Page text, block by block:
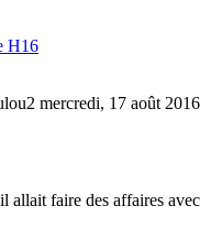
H16
mercredi, 17 août 2016
allait faire des affaires avec